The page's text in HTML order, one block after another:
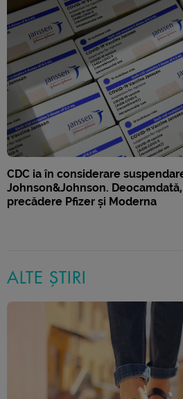
CDC ia în considerare
Johnson&Johnson.
precădere Pfizer și Moderna
ALTE ȘTIRI